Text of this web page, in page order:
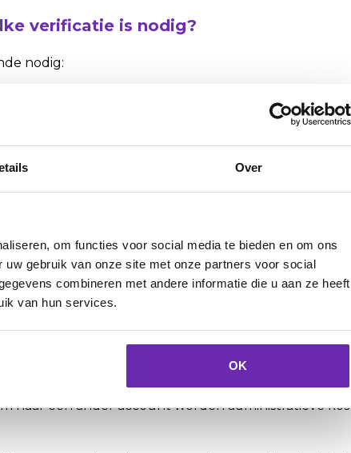
Over
om functies voor social media te bieden en om ons
gebruik van onze site met onze partners voor social
combineren met andere informatie die u aan ze heeft
van hun services.
OK
verificatie is nodig?
nodig:
van een paspoort of identiteitsbewijs (voor- en
van een paspoort of identiteitsbewijs (voor- en
register, én het KvK-nummer. Ook hierbij wordt
Gebruik bij voorkeur de officiële app van de
in de App Store, Google Play Store of Windows
richtlijnen.
voor domeinnaamoverdracht
naar een ander account worden administratieve